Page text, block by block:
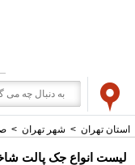
استان تهران > شهر تهران >
لیست انواع جک پالت